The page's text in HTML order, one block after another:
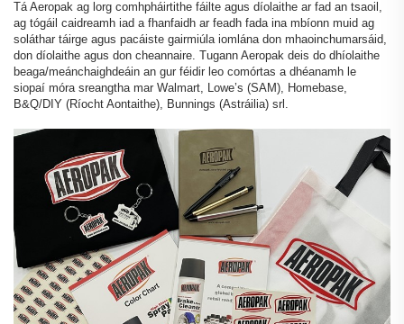
Tá Aeropak ag lorg comhpháirtithe fáilte agus díolaithe ar fad an tsaoil,
ag tógáil caidreamh iad a fhanfaidh ar feadh fada ina mbíonn muid ag
soláthar táirge agus pacáiste gairmiúla iomlána don mhaoinchumarsáid,
don díolaithe agus don cheannaire. Tugann Aeropak deis do dhíolaithe
beaga/meánchaighdeáin an gur féidir leo comórtas a dhéanamh le
siopaí móra sreangtha mar Walmart, Lowe’s (SAM), Homebase,
B&Q/DIY (Ríocht Aontaithe), Bunnings (Astráilia) srl.